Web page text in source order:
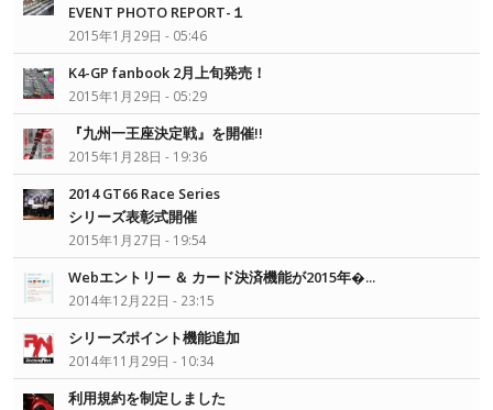
EVENT PHOTO REPORT-１
2015年1月29日 - 05:46
K4-GP fanbook 2月上旬発売！
2015年1月29日 - 05:29
『九州一王座決定戦』を開催!!
2015年1月28日 - 19:36
2014 GT66 Race Series
シリーズ表彰式開催
2015年1月27日 - 19:54
Webエントリー ＆ カード決済機能が2015年�...
2014年12月22日 - 23:15
シリーズポイント機能追加
2014年11月29日 - 10:34
利用規約を制定しました